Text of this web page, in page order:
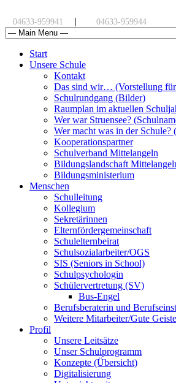
04633-959941 | 04633-959944
Start
Unsere Schule
Kontakt
Das sind wir… (Vorstellung für
Schulrundgang (Bilder)
Raumplan im aktuellen
Wer war Struensee?
Wer macht was in der Schule?
Kooperationspartner
Schulverband Mittelangeln
Bildungslandschaft
Bildungsministerium
Menschen
Schulleitung
Kollegium
Sekretärinnen
Elternfördergemeinschaft
Schulelternbeirat
Schulsozialarbeiter/OGS
SIS (Seniors in School)
Schulpsychologin
Schülervertretung (SV)
Bus-Engel
Berufsberaterin und
Weitere Mitarbeiter/Gute
Profil
Unsere Leitsätze
Unser Schulprogramm
Konzepte (Übersicht)
Digitalisierung